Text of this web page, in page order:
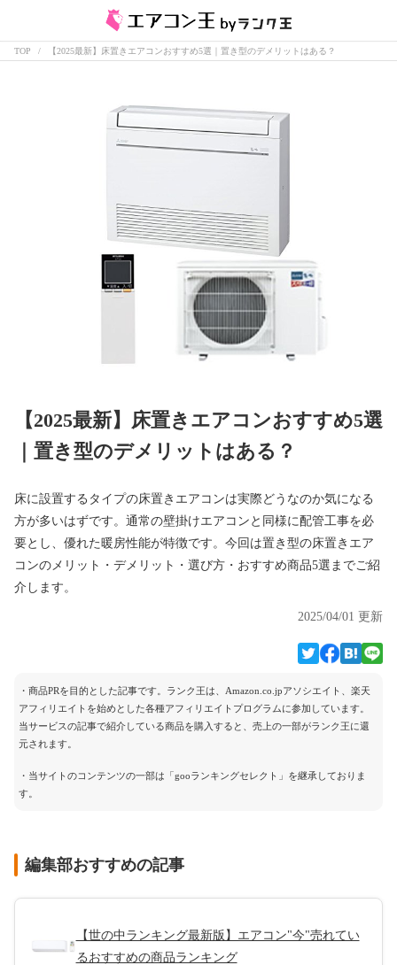
TOP 【2025最新】床置きエアコンおすすめ5選｜置き型のデメリットはある？
【2025最新】床置きエアコンおすすめ5選
｜置き型のデメリットはある？
床に設置するタイプの床置きエアコンは実際どうなのか気になる
方が多いはずです。通常の壁掛けエアコンと同様に配管工事を必
要とし、優れた暖房性能が特徴です。今回は置き型の床置きエア
コンのメリット・デメリット・選び方・おすすめ商品5選までご紹
介します。
2025/04/01 更新
・商品PRを目的とした記事です。ランク王は、Amazon.co.jpアソシエイト、楽天
アフィリエイトを始めとした各種アフィリエイトプログラムに参加しています。
当サービスの記事で紹介している商品を購入すると、売上の一部がランク王に還
元されます。
・当サイトのコンテンツの一部は「gooランキングセレクト」を継承しておりま
す。
編集部おすすめの記事
【世の中ランキング最新版】エアコン"今"売れてい
るおすすめの商品ランキング